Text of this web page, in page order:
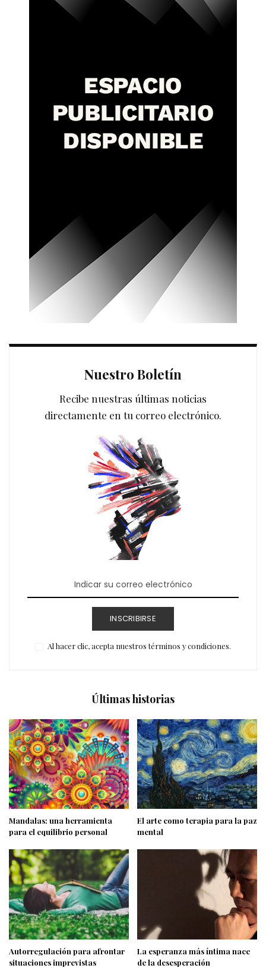
Nuestro Boletín
Recibe nuestras últimas noticias
directamente en tu correo electrónico.
INSCRIBIRSE
Al hacer clic, acepta nuestros términos y condiciones.
Últimas historias
Mandalas: una herramienta
para el equilibrio personal
El arte como terapia para la paz
mental
Autorregulación para afrontar
situaciones imprevistas
La esperanza más íntima nace
de la desesperación